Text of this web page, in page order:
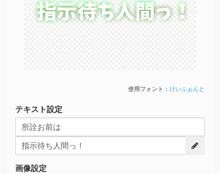
指示待ち人間っ！
指示待ち人間っ！
使用フォント： けいふぉんと
テキスト設定
画像設定